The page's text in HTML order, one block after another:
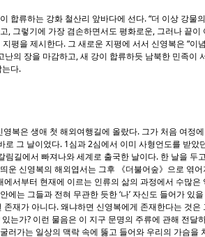
합류하는 강화 철산리 앞바다에 선다. “더 이상 강물
, 그렇기에 가장 겸손하면서도 평화로운, 그러나 끝이
평을 제시한다. 그 새로운 지평에 서서 신영복은 “이
의 장을 마감하고, 새 강이 합류하듯 남북한 민족이
다.
복은 생애 첫 해외여행길에 올랐다. 그가 처음 여정
그 날이었다. 1심과 2심에서 이미 사형언도를 받았
길에서 빠져나와 세계로 출국한 날이다. 한 날을 두
운 신영복의 해외엽서는 그후 《더불어숲》으로 엮
서부터 현재에 이르는 인류의 삶의 과정에서 수많
는 그들과 전혀 무관한 듯한 ‘나’ 자신도 들어가 있을
존재가 아니다. 왜냐하면 신영복에게 존재한다는 것
는가? 이런 물음은 이 지구 문명의 주류에 관해 전달
러가는 일상의 맥락 속에 뚫고 들어와 우리의 가슴을